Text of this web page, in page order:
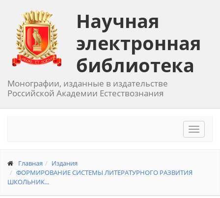
Научная
электронная
библиотека
Монографии, изданные в издательстве
Российской Академии Естествознания
Toggle
Главная
Издания
ФОРМИРОВАНИЕ СИСТЕМЫ ЛИТЕРАТУРНОГО РАЗВИТИЯ
ШКОЛЬНИК...